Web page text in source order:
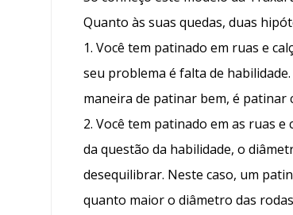
Quanto às suas quedas, duas
1. Você tem patinado em ruas e
seu problema é falta de
maneira de patinar bem, é patinar
2. Você tem patinado em as ruas
da questão da habilidade, o
desequilibrar. Neste caso, um
quanto maior o diâmetro das